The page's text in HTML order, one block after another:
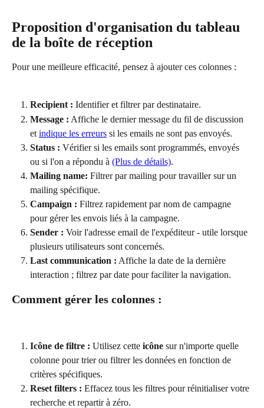
Proposition d'organisation du tableau
de la boîte de réception
Pour une meilleure efficacité, pensez à ajouter ces colonnes :
Recipient : Identifier et filtrer par destinataire.
Message : Affiche le dernier message du fil de discussion
et indique les erreurs si les emails ne sont pas envoyés.
Status : Vérifier si les emails sont programmés, envoyés
ou si l'on a répondu à (Plus de détails).
Mailing name: Filtrer par mailing pour travailler sur un
mailing spécifique.
Campaign : Filtrez rapidement par nom de campagne
pour gérer les envois liés à la campagne.
Sender : Voir l'adresse email de l'expéditeur - utile lorsque
plusieurs utilisateurs sont concernés.
Last communication : Affiche la date de la dernière
interaction ; filtrez par date pour faciliter la navigation.
Comment gérer les colonnes :
Icône de filtre : Utilisez cette icône sur n'importe quelle
colonne pour trier ou filtrer les données en fonction de
critères spécifiques.
Reset filters : Effacez tous les filtres pour réinitialiser votre
recherche et repartir à zéro.